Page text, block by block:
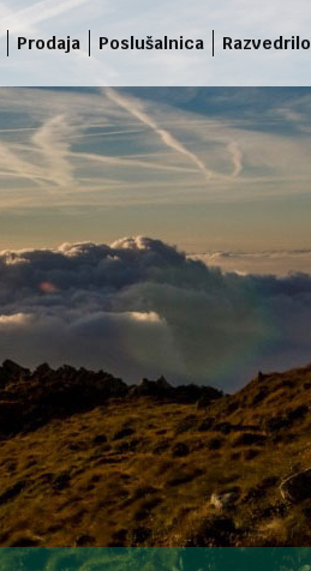
Prodaja Poslušalnica Razvedrilo